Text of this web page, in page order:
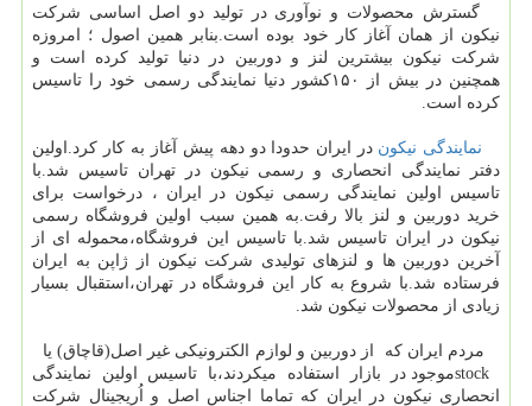
گسترش محصولات و نوآوری در تولید دو اصل اساسی شرکت
نیکون از همان آغاز کار خود بوده است.بنابر همین اصول ؛ امروزه
شرکت نیکون بیشترین لنز و دوربین در دنیا تولید کرده است و
همچنین در بیش از ۱۵۰کشور دنیا نمایندگی رسمی خود را تاسیس
کرده است.
نمایندگی نیکون در ایران حدودا دو دهه پیش آغاز به کار کرد.اولین
دفتر نمایندگی انحصاری و رسمی نیکون در تهران تاسیس شد.با
تاسیس اولین نمایندگی رسمی نیکون در ایران ، درخواست برای
خرید دوربین و لنز بالا رفت.به همین سبب اولین فروشگاه رسمی
نیکون در ایران تاسیس شد.با تاسیس این فروشگاه،محموله ای از
آخرین دوربین ها و لنزهای تولیدی شرکت نیکون از ژاپن به ایران
فرستاده شد.با شروع به کار این فروشگاه در تهران،استقبال بسیار
زیادی از محصولات نیکون شد.
مردم ایران که از دوربین و لوازم الکترونیکی غیر اصل(قاچاق) یا
stockموجود در بازار استفاده میکردند،با تاسیس اولین نمایندگی
انحصاری نیکون در ایران که تماما اجناس اصل و اُریجینال شرکت